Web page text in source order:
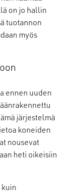
on jo hallin
tuotannon
myös
ennen uuden
järjestelmä
koneiden
nousevat
heti oikeisiin